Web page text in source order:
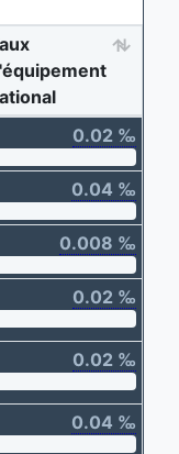
0.02 ‰
0.04 ‰
0.008 ‰
0.02 ‰
0.02 ‰
0.04 ‰